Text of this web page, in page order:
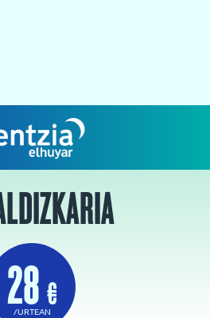
28 €
/URTEAN